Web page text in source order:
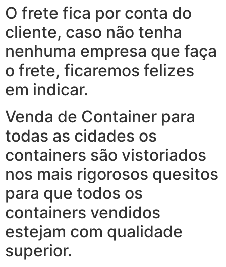
O frete fica por conta do
cliente, caso não tenha
nenhuma empresa que faça
o frete, ficaremos felizes
em indicar.
Venda de Container para
todas as cidades os
containers são vistoriados
nos mais rigorosos quesitos
para que todos os
containers vendidos
estejam com qualidade
superior.